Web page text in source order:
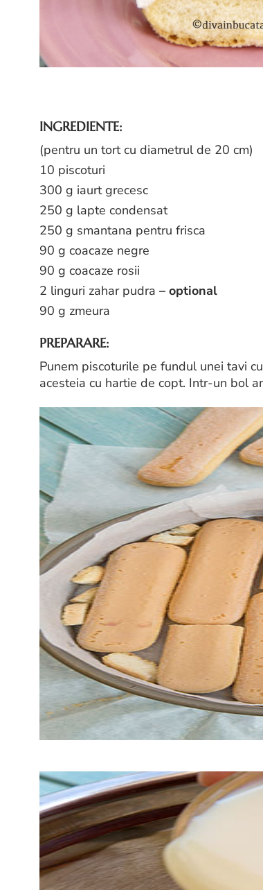
INGREDIENTE:
(pentru un tort cu diametrul de 20 cm)
10 piscoturi
300 g iaurt grecesc
250 g lapte condensat
250 g smantana pentru frisca
90 g coacaze negre
90 g coacaze rosii
2 linguri zahar pudra – optional
90 g zmeura
PREPARARE:
Punem piscoturile pe fundul unei tavi
acesteia cu hartie de copt. Intr-un bol